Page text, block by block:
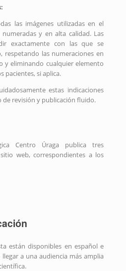
las imágenes utilizadas en el
y en alta calidad. Las
exactamente con las que se
respetando las numeraciones en
y eliminando cualquier elemento
pacientes, si aplica.
estas indicaciones
de revisión y publicación fluido.
Centro Úraga publica tres
web, correspondientes a los
están disponibles en español e
a una audiencia más amplia